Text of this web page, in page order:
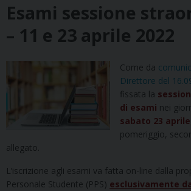
content
Esami sessione
– 11 e 23 aprile 2022
Come da
Direttore del
fissata la
di esami nei
sabato 23 aprile
pomeriggio,
allegato.
L’iscrizione agli esami va fatta on-line dalla
Personale Studente (PPS) esclusivamente